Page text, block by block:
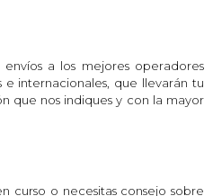
envíos a los mejores operadores
e internacionales, que llevarán tu
que nos indiques y con la mayor
curso o necesitas consejo sobre